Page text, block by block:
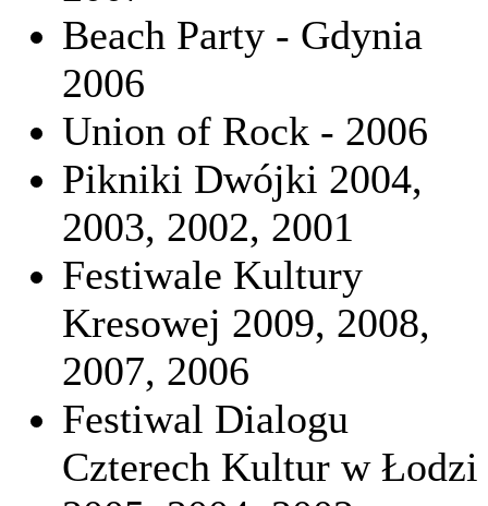
Beach Party - Gdynia
2006
Union of Rock - 2006
Pikniki Dwójki 2004,
2003, 2002, 2001
Festiwale Kultury
Kresowej 2009, 2008,
2007, 2006
Festiwal Dialogu
Czterech Kultur w Łodzi